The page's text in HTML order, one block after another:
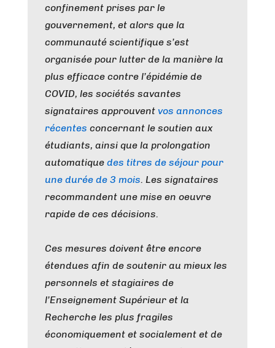
confinement prises par le
gouvernement, et alors que la
communauté scientifique s’est
organisée pour lutter de la manière la
plus efficace contre l’épidémie de
COVID, les sociétés savantes
signataires approuvent vos ​annonces
récentes concernant le soutien aux
étudiants, ainsi que la prolongation
automatique ​des titres de séjour pour
une durée de 3 mois​. Les signataires
recommandent une mise en oeuvre
rapide de ces décisions.
Ces mesures doivent être encore
étendues afin de soutenir au mieux les
personnels et stagiaires de
l’Enseignement Supérieur et la
Recherche les plus fragiles
économiquement et socialement et de